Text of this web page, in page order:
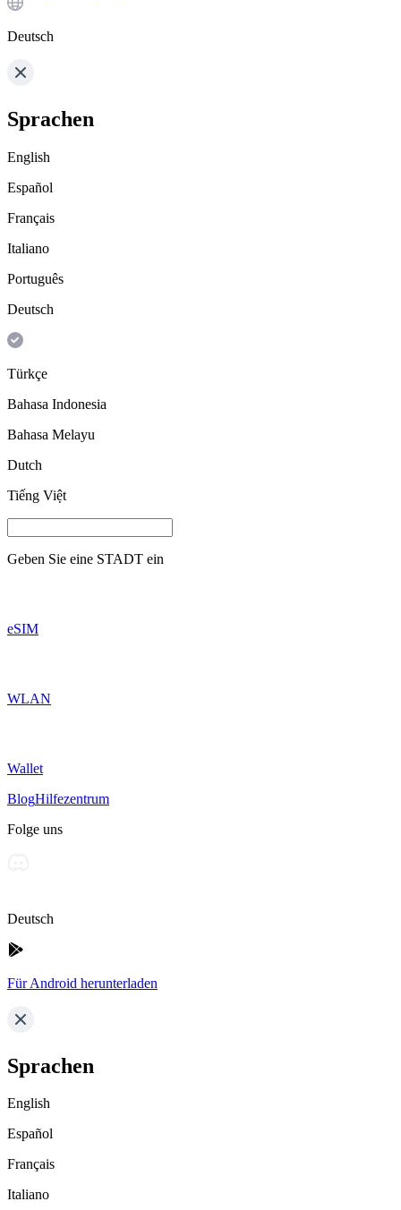
Deutsch
Sprachen
English
Español
Français
Italiano
Português
Deutsch
Türkçe
Bahasa Indonesia
Bahasa Melayu
Dutch
Tiếng Việt
Geben Sie eine STADT ein
eSIM
WLAN
Wallet
BlogHilfezentrum
Folge uns
Deutsch
Für Android herunterladen
Sprachen
English
Español
Français
Italiano